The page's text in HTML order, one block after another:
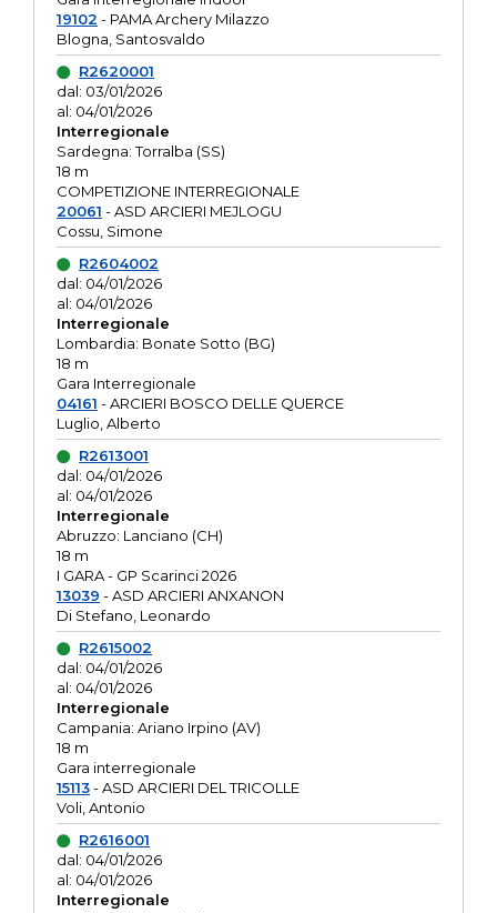
19102 - PAMA Archery Milazzo
Blogna, Santosvaldo
R2620001
dal: 03/01/2026
al: 04/01/2026
Interregionale
Sardegna: Torralba (SS)
18 m
COMPETIZIONE INTERREGIONALE
20061 - ASD ARCIERI MEJLOGU
Cossu, Simone
R2604002
dal: 04/01/2026
al: 04/01/2026
Interregionale
Lombardia: Bonate Sotto (BG)
18 m
Gara Interregionale
04161 - ARCIERI BOSCO DELLE QUERCE
Luglio, Alberto
R2613001
dal: 04/01/2026
al: 04/01/2026
Interregionale
Abruzzo: Lanciano (CH)
18 m
I GARA - GP Scarinci 2026
13039 - ASD ARCIERI ANXANON
Di Stefano, Leonardo
R2615002
dal: 04/01/2026
al: 04/01/2026
Interregionale
Campania: Ariano Irpino (AV)
18 m
Gara interregionale
15113- ASD ARCIERI DEL TRICOLLE
Voli, Antonio
R2616001
dal: 04/01/2026
al: 04/01/2026
Interregionale